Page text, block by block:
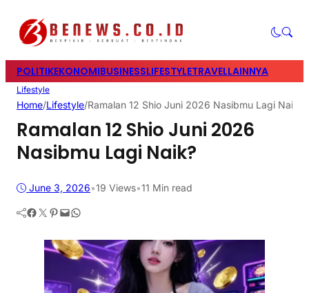
POLITIKEKONOMIBUSINESSLIFESTYLETRAVELLAINNYA
Lifestyle
Home/Lifestyle/Ramalan 12 Shio Juni 2026 Nasibmu Lagi Naik?
Ramalan 12 Shio Juni 2026
Nasibmu Lagi Naik?
June 3, 2026•19 Views•11 Min read
Facebook Twitter Pinterest Mail WhatsApp